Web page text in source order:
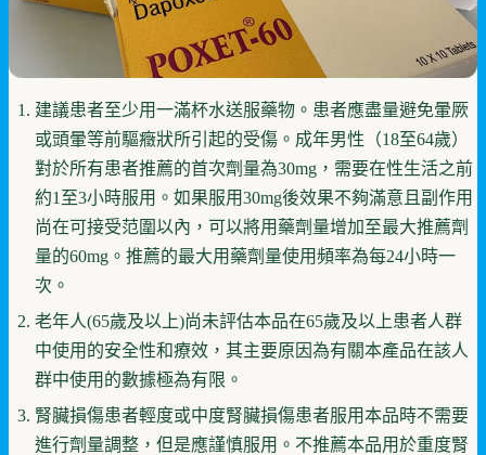
建議患者至少用一滿杯水送服藥物。患者應盡量避免暈厥
或頭暈等前驅癥狀所引起的受傷。成年男性（18至64歲）
對於所有患者推薦的首次劑量為30mg，需要在性生活之前
約1至3小時服用。如果服用30mg後效果不夠滿意且副作用
尚在可接受范圍以內，可以將用藥劑量增加至最大推薦劑
量的60mg。推薦的最大用藥劑量使用頻率為每24小時一
次。
老年人(65歲及以上)尚未評估本品在65歲及以上患者人群
中使用的安全性和療效，其主要原因為有關本產品在該人
群中使用的數據極為有限。
腎臟損傷患者輕度或中度腎臟損傷患者服用本品時不需要
進行劑量調整，但是應謹慎服用。不推薦本品用於重度腎